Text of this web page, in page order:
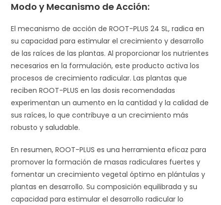
Modo y Mecanismo de Acción:
El mecanismo de acción de ROOT-PLUS 24 SL, radica en
su capacidad para estimular el crecimiento y desarrollo
de las raíces de las plantas. Al proporcionar los nutrientes
necesarios en la formulación, este producto activa los
procesos de crecimiento radicular. Las plantas que
reciben ROOT-PLUS en las dosis recomendadas
experimentan un aumento en la cantidad y la calidad de
sus raíces, lo que contribuye a un crecimiento más
robusto y saludable.
En resumen, ROOT-PLUS es una herramienta eficaz para
promover la formación de masas radiculares fuertes y
fomentar un crecimiento vegetal óptimo en plántulas y
plantas en desarrollo. Su composición equilibrada y su
capacidad para estimular el desarrollo radicular lo